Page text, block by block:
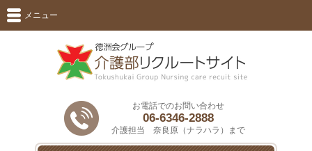
メニュー
お電話でのお問い合わせ
06-6346-2888
介護担当 奈良原（ナラハラ）まで